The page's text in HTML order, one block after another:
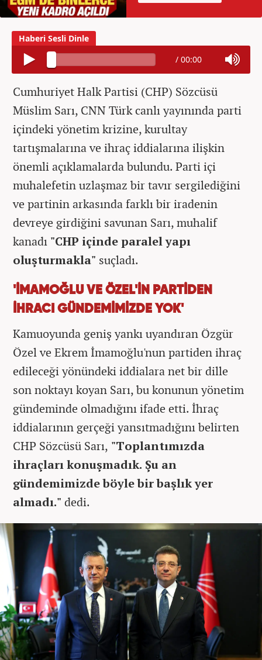
/ 00:00
Cumhuriyet Halk Partisi (CHP) Sözcüsü
Müslim Sarı, CNN Türk canlı yayınında parti
içindeki yönetim krizine, kurultay
tartışmalarına ve ihraç iddialarına ilişkin
önemli açıklamalarda bulundu. Parti içi
muhalefetin uzlaşmaz bir tavır sergilediğini
ve partinin arkasında farklı bir iradenin
devreye girdiğini savunan Sarı, muhalif
kanadı "CHP içinde paralel yapı
oluşturmakla" suçladı.
'İMAMOĞLU VE ÖZEL'İN PARTİDEN
İHRACI GÜNDEMİMİZDE YOK'
Kamuoyunda geniş yankı uyandıran Özgür
Özel ve Ekrem İmamoğlu'nun partiden ihraç
edileceği yönündeki iddialara net bir dille
son noktayı koyan Sarı, bu konunun yönetim
gündeminde olmadığını ifade etti. İhraç
iddialarının gerçeği yansıtmadığını belirten
CHP Sözcüsü Sarı, "Toplantımızda
ihraçları konuşmadık. Şu an
gündemimizde böyle bir başlık yer
almadı." dedi.